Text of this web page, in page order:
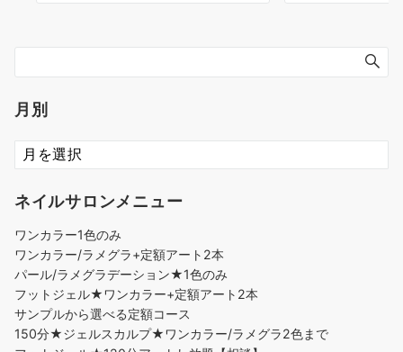
月別
ネイルサロンメニュー
ワンカラー1色のみ
ワンカラー/ラメグラ+定額アート2本
パール/ラメグラデーション★1色のみ
フットジェル★ワンカラー+定額アート2本
サンプルから選べる定額コース
150分★ジェルスカルプ★ワンカラー/ラメグラ2色まで